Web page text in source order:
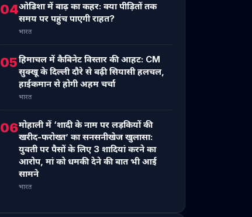
04ओडिशा में बाढ़ का कहर: क्या पीड़ितों तक
समय पर पहुंच पाएगी राहत?
भारत
05हिमाचल में कैबिनेट विस्तार की आहट: CM
सुक्खू के दिल्ली दौरे से बढ़ी सियासी हलचल,
हाईकमान से होगी अहम चर्चा
भारत
06मोहाली में ‘शादी के नाम पर लड़कियों की
खरीद-फरोख्त’ का सनसनीखेज खुलासा:
युवती पर पैसों के लिए 3 शादियां करने का
आरोप, मां को धमकी देने की बात भी आई
सामने
भारत